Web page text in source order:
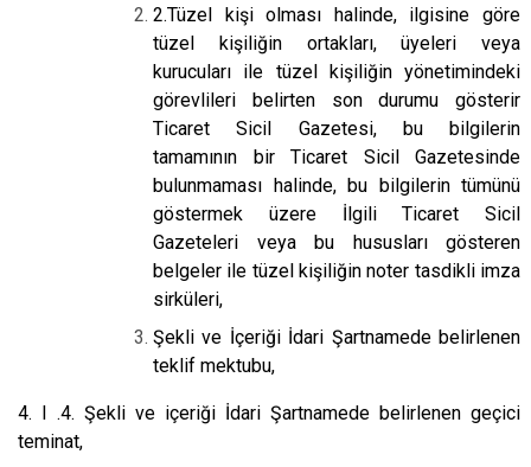
2.Tüzel kişi olması halinde, ilgisine göre
tüzel kişiliğin ortakları, üyeleri veya
kurucuları ile tüzel kişiliğin yönetimindeki
görevlileri belirten son durumu gösterir
Ticaret Sicil Gazetesi, bu bilgilerin
tamamının bir Ticaret Sicil Gazetesinde
bulunmaması halinde, bu bilgilerin tümünü
göstermek üzere İlgili Ticaret Sicil
Gazeteleri veya bu hususları gösteren
belgeler ile tüzel kişiliğin noter tasdikli imza
sirküleri,
Şekli ve İçeriği İdari Şartnamede belirlenen
teklif mektubu,
4. I .4. Şekli ve içeriği İdari Şartnamede belirlenen geçici
teminat,